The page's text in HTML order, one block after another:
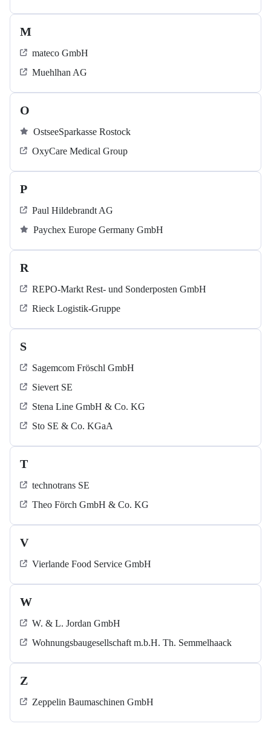
M
mateco GmbH
Muehlhan AG
O
OstseeSparkasse Rostock
OxyCare Medical Group
P
Paul Hildebrandt AG
Paychex Europe Germany GmbH
R
REPO-Markt Rest- und Sonderposten GmbH
Rieck Logistik-Gruppe
S
Sagemcom Fröschl GmbH
Sievert SE
Stena Line GmbH & Co. KG
Sto SE & Co. KGaA
T
technotrans SE
Theo Förch GmbH & Co. KG
V
Vierlande Food Service GmbH
W
W. & L. Jordan GmbH
Wohnungsbaugesellschaft m.b.H. Th. Semmelhaack
Z
Zeppelin Baumaschinen GmbH